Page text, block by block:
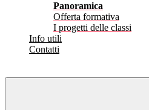
Panoramica
Offerta formativa
I progetti delle classi
Info utili
Contatti